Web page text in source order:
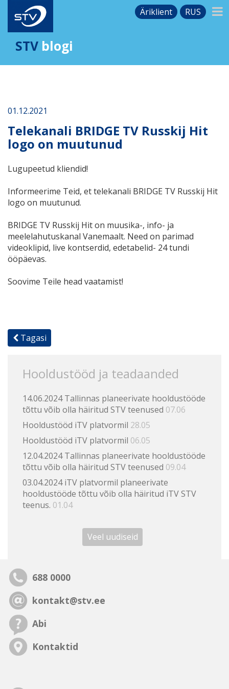
Äriklient RUS
STV blogi
01.12.2021
Telekanali BRIDGE TV Russkij Hit
logo on muutunud
Lugupeetud kliendid!
Informeerime Teid, et telekanali BRIDGE TV Russkij Hit
logo on muutunud.
BRIDGE TV Russkij Hit on muusika-, info- ja
meelelahutuskanal Vanemaalt. Need on parimad
videoklipid, live kontserdid, edetabelid- 24 tundi
ööpäevas.
Soovime Teile head vaatamist!
Tagasi
Hooldustööd ja teadaanded
14.06.2024 Tallinnas planeerivate hooldustööde
tõttu võib olla häiritud STV teenused 07.06
Hooldustööd iTV platvormil 28.05
Hooldustööd iTV platvormil 06.05
12.04.2024 Tallinnas planeerivate hooldustööde
tõttu võib olla häiritud STV teenused 09.04
03.04.2024 iTV platvormil planeerivate
hooldustööde tõttu võib olla häiritud iTV STV
teenus. 01.04
Veel uudiseid
688 0000
kontakt@stv.ee
Abi
Kontaktid